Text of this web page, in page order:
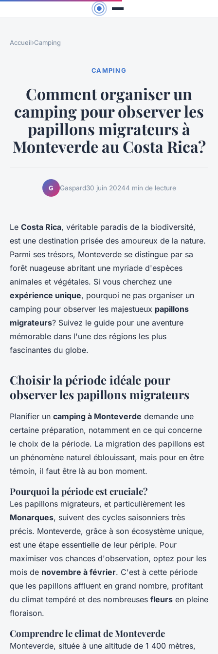
Accueil›Camping
CAMPING
Comment organiser un
camping pour observer les
papillons migrateurs à
Monteverde au Costa Rica?
G Gaspard30 juin 20244 min de lecture
Le Costa Rica, véritable paradis de la biodiversité,
est une destination prisée des amoureux de la nature.
Parmi ses trésors, Monteverde se distingue par sa
forêt nuageuse abritant une myriade d'espèces
animales et végétales. Si vous cherchez une
expérience unique, pourquoi ne pas organiser un
camping pour observer les majestueux papillons
migrateurs? Suivez le guide pour une aventure
mémorable dans l'une des régions les plus
fascinantes du globe.
Choisir la période idéale pour
observer les papillons migrateurs
Planifier un camping à Monteverde demande une
certaine préparation, notamment en ce qui concerne
le choix de la période. La migration des papillons est
un phénomène naturel éblouissant, mais pour en être
témoin, il faut être là au bon moment.
Pourquoi la période est cruciale?
Les papillons migrateurs, et particulièrement les
Monarques, suivent des cycles saisonniers très
précis. Monteverde, grâce à son écosystème unique,
est une étape essentielle de leur périple. Pour
maximiser vos chances d'observation, optez pour les
mois de novembre à février. C'est à cette période
que les papillons affluent en grand nombre, profitant
du climat tempéré et des nombreuses fleurs en pleine
floraison.
Comprendre le climat de Monteverde
Monteverde, située à une altitude de 1 400 mètres,